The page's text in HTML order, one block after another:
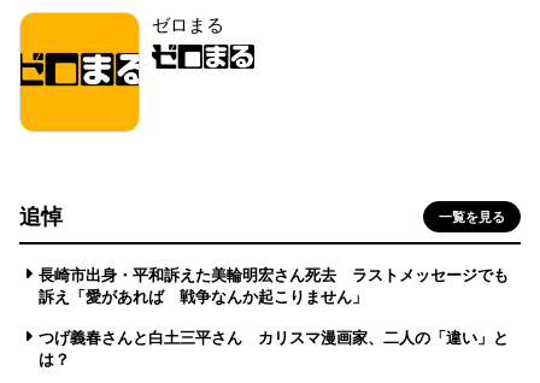
ゼロまる
追悼 一覧を見る
長崎市出身・平和訴えた美輪明宏さん死去 ラストメッセージでも
訴え「愛があれば 戦争なんか起こりません」
つげ義春さんと白土三平さん カリスマ漫画家、二人の「違い」と
は？